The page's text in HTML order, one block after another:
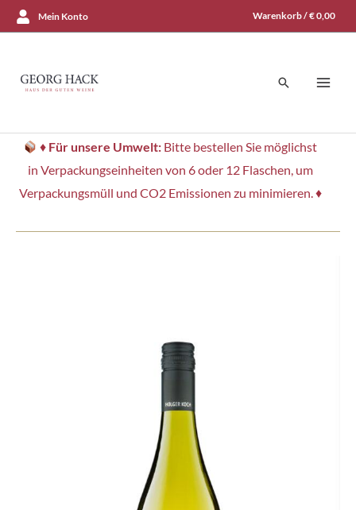
Zum
Inhalt
Mein Konto Warenkorb /€0,00
Suchen
♦ Für unsere Umwelt: Bitte bestellen Sie möglichst
in Verpackungseinheiten von 6 oder 12 Flaschen, um
Verpackungsmüll und CO2 Emissionen zu minimieren. ♦